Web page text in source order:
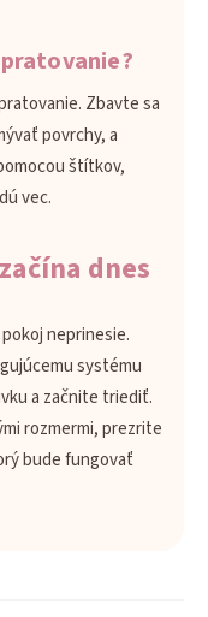
Zbavte sa
povrchy, a
štítkov,
vec.
dnes
neprinesie.
systému
a začnite triediť.
rozmermi, prezrite
bude fungovať